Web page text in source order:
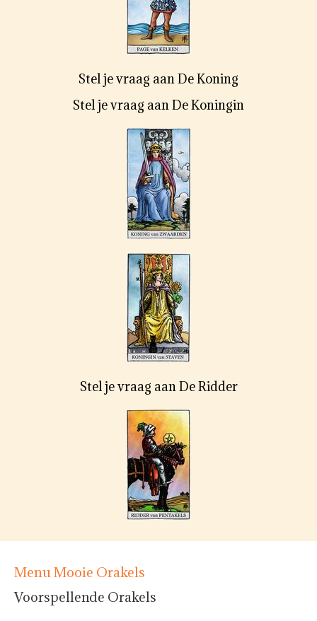
Stel je vraag aan De Koning
Stel je vraag aan De Koningin
Stel je vraag aan De Ridder
Menu Mooie Orakels
Voorspellende Orakels